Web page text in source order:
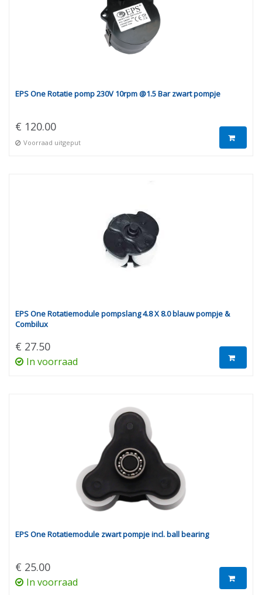
EPS One Rotatie pomp 230V 10rpm @1.5 Bar zwart pompje
€ 120.00
Voorraad uitgeput
EPS One Rotatiemodule pompslang 4.8 X 8.0 blauw pompje &
Combilux
€ 27.50
In voorraad
EPS One Rotatiemodule zwart pompje incl. ball bearing
€ 25.00
In voorraad